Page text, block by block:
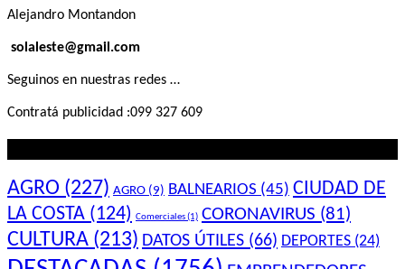
Alejandro Montandon
solaleste@gmail.com
Seguinos en nuestras redes …
Contratá publicidad :099 327 609
AGRO (227) AGRO (9) BALNEARIOS (45) CIUDAD DE
LA COSTA (124) Comerciales(1) CORONAVIRUS (81)
CULTURA (213) DATOS ÚTILES (66) DEPORTES (24)